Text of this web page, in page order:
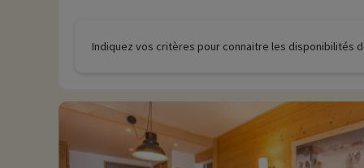
Indiquez vos critères pour connaitre les disponibilités